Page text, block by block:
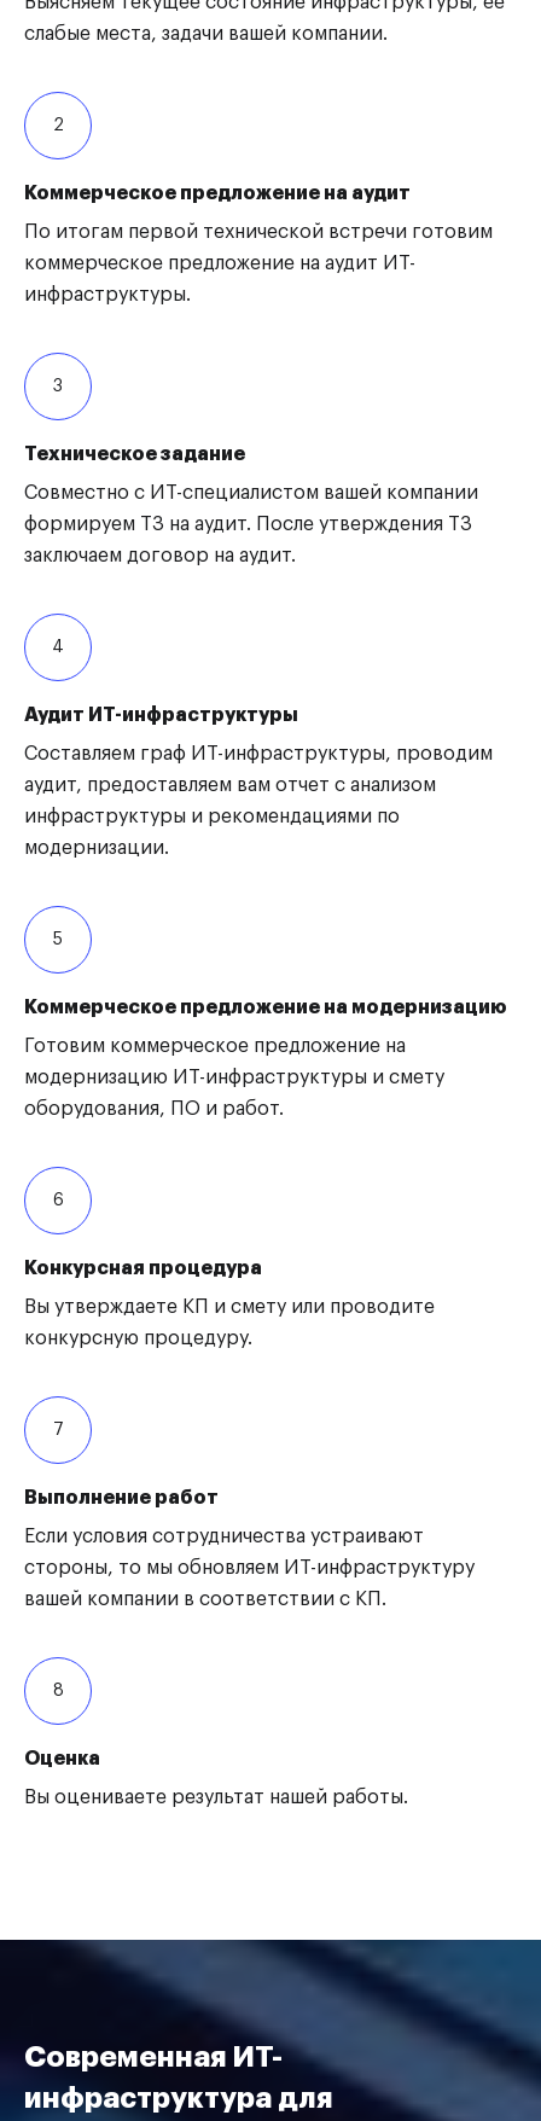
слабые места, задачи вашей компании.
2
Коммерческое предложение на аудит
По итогам первой технической встречи готовим
коммерческое предложение на аудит ИТ-
инфраструктуры.
3
Техническое задание
Совместно с ИТ-специалистом вашей компании
формируем ТЗ на аудит. После утверждения ТЗ
заключаем договор на аудит.
4
Аудит ИТ-инфраструктуры
Составляем граф ИТ-инфраструктуры, проводим
аудит, предоставляем вам отчет с анализом
инфраструктуры и рекомендациями по
модернизации.
5
Коммерческое предложение на модернизацию
Готовим коммерческое предложение на
модернизацию ИТ-инфраструктуры и смету
оборудования, ПО и работ.
6
Конкурсная процедура
Вы утверждаете КП и смету или проводите
конкурсную процедуру.
7
Выполнение работ
Если условия сотрудничества устраивают
стороны, то мы обновляем ИТ-инфраструктуру
вашей компании в соответствии с КП.
8
Оценка
Вы оцениваете результат нашей работы.
Современная ИТ-
инфраструктура для